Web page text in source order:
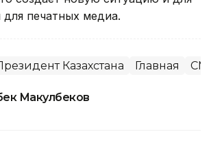
печатных медиа.
Казахстана Главная
Макулбеков